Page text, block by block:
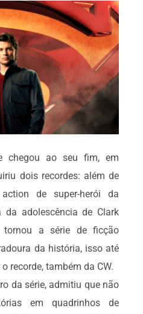
chegou ao seu fim, em
dois recordes: além de
de super-herói da
da adolescência de Clark
tornou a série de ficção
da história, isso até
recorde, também da CW.
da série, admitiu que não
em quadrinhos de